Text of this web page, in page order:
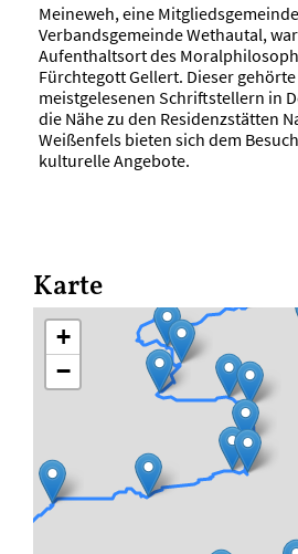
Meineweh, eine
Verbandsgemeinde Wethautal,
Aufenthaltsort des
Fürchtegott Gellert. Dieser
meistgelesenen Schriftstellern in
die Nähe zu den Residenzstätten
Weißenfels bieten sich dem
kulturelle Angebote.
Karte
+
−